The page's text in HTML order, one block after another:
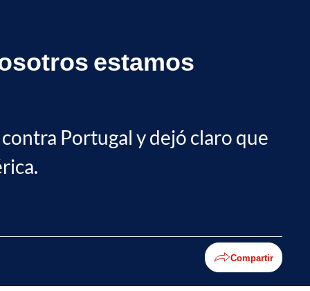
estamos
Portugal y dejó claro que
Compartir